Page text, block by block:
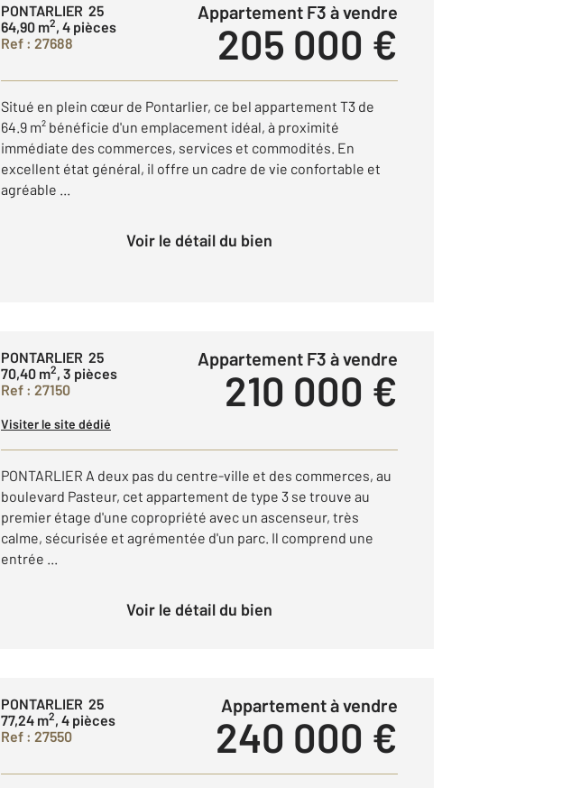
PONTARLIER 25
64,90 m2, 4 pièces
Ref : 27688
Appartement F3 à vendre
205 000 €
Situé en plein cœur de Pontarlier, ce bel appartement T3 de
64.9 m² bénéficie d'un emplacement idéal, à proximité
immédiate des commerces, services et commodités. En
excellent état général, il offre un cadre de vie confortable et
agréable ...
Voir le détail du bien
PONTARLIER 25
70,40 m2, 3 pièces
Ref : 27150
Appartement F3 à vendre
210 000 €
Visiter le site dédié
PONTARLIER A deux pas du centre-ville et des commerces, au
boulevard Pasteur, cet appartement de type 3 se trouve au
premier étage d'une copropriété avec un ascenseur, très
calme, sécurisée et agrémentée d'un parc. Il comprend une
entrée ...
Voir le détail du bien
PONTARLIER 25
77,24 m2, 4 pièces
Ref : 27550
Appartement à vendre
240 000 €